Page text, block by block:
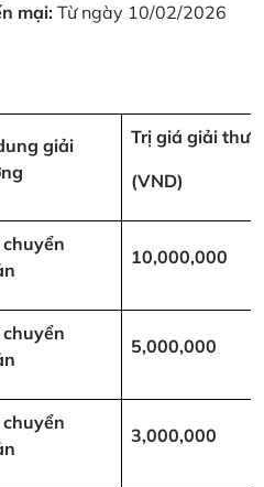
mại: Từ ngày 10/02/2026
giải
Trị giá giải
(VND)
10,000,000
5,000,000
3,000,000